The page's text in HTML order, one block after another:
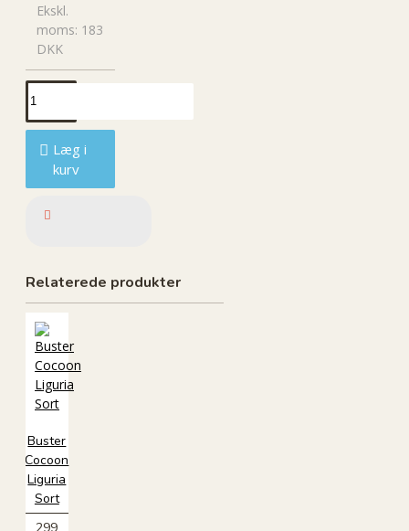
Ekskl.
moms: 183
DKK
Læg i
kurv
Relaterede produkter
Buster
Cocoon
Liguria
Sort